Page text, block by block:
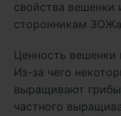
свойства вешенки
сторонникам
Ценность
Из-за чего
выращивают грибы
частного